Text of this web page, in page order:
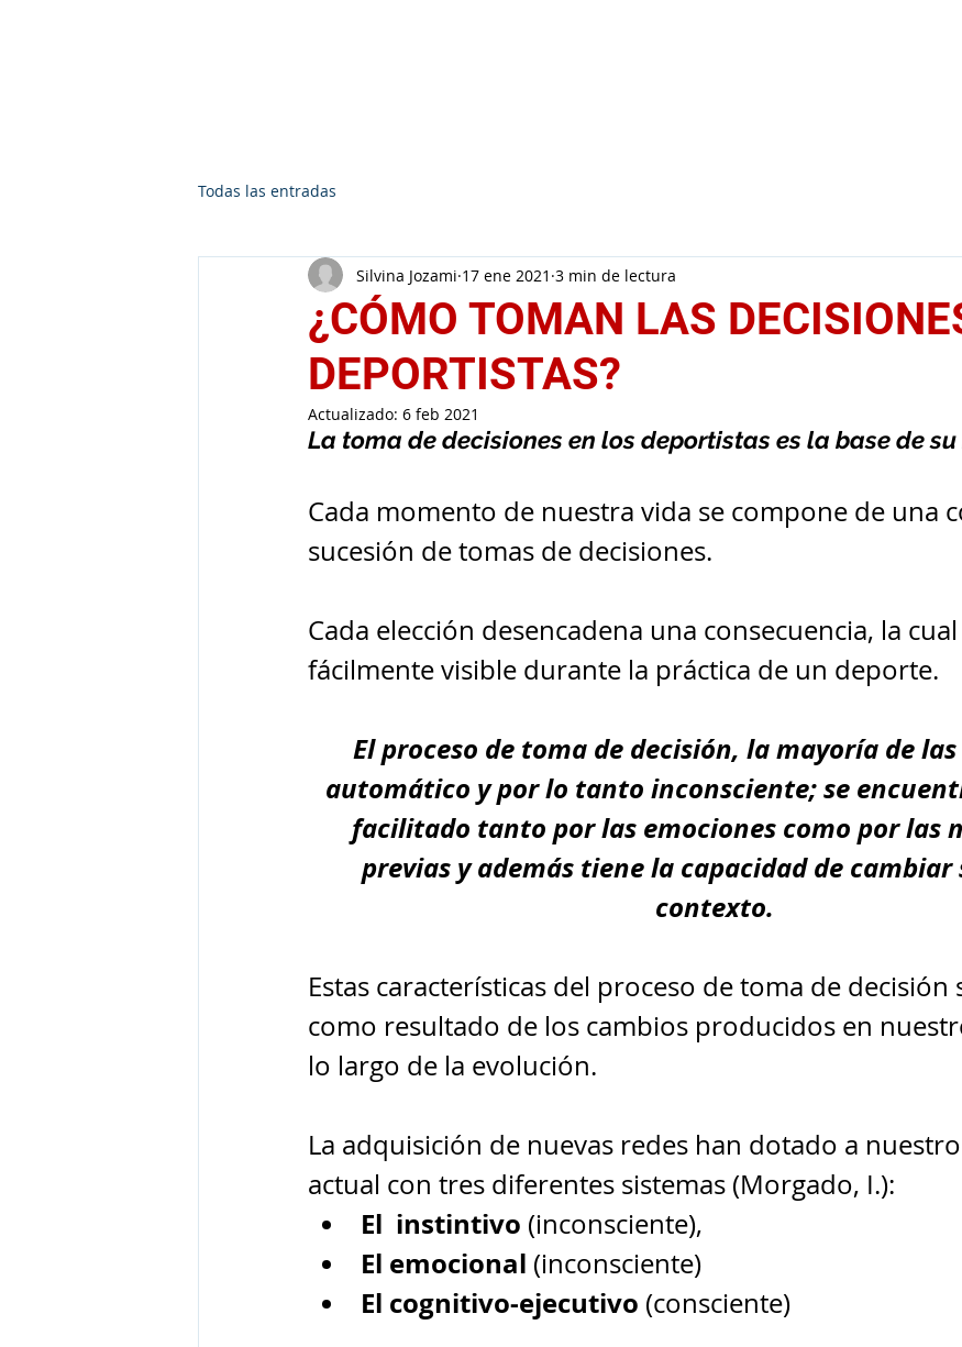
Todas las entradas
¿CÓMO TOMAN LAS
DEPORTISTAS?
Silvina Jozami 17 ene 2021 3 min de lectura
Actualizado: 6 feb 2021
La toma de decisiones en los deportistas es la base de
Cada momento de nuestra vida se compone de una
sucesión de tomas de decisiones.
Cada elección desencadena una consecuencia, la
fácilmente visible durante la práctica de un deporte.
El proceso de toma de decisión, la mayoría de las
automático y por lo tanto inconsciente; se
facilitado tanto por las emociones como por las
previas y además tiene la capacidad de cambiar
contexto.
Estas características del proceso de toma de decisión
como resultado de los cambios producidos en
lo largo de la evolución.
La adquisición de nuevas redes han dotado a
actual con tres diferentes sistemas (Morgado, I.):
El  instintivo (inconsciente),
El emocional (inconsciente)
El cognitivo-ejecutivo (consciente)